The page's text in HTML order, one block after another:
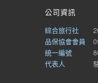
公司資訊
綜合旅行社
品保協會會員
統一編號
代表人